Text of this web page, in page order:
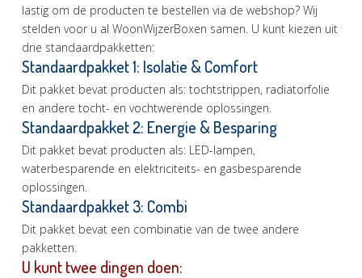
lastig om de producten te bestellen via de webshop? Wij
stelden voor u al WoonWijzerBoxen samen. U kunt kiezen uit
drie standaardpakketten:
Standaardpakket 1: Isolatie & Comfort
Dit pakket bevat producten als: tochtstrippen, radiatorfolie
en andere tocht- en vochtwerende oplossingen.
Standaardpakket 2: Energie & Besparing
Dit pakket bevat producten als: LED-lampen,
waterbesparende en elektriciteits- en gasbesparende
oplossingen.
Standaardpakket 3: Combi
Dit pakket bevat een combinatie van de twee andere
pakketten.
U kunt twee dingen doen: